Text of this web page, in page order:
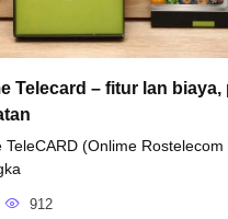
Telecard – fitur lan biaya,
TeleCARD (Onlime Rostelecom
912